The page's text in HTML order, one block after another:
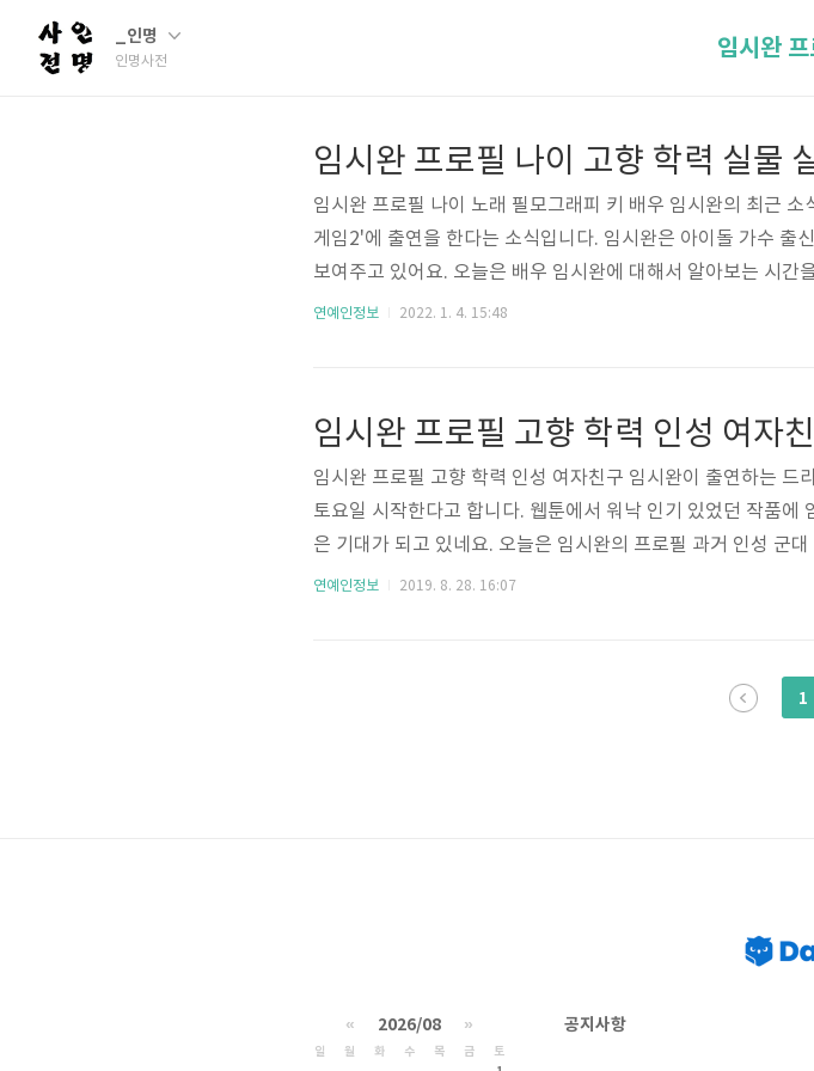
_인명
인명사전 임시완
임시완 프로필 나이 고향 학력 실물
임시완 프로필 나이 노래 필모그래피 키 배우 임시완의 최근 소
게임2'에 출연을 한다는 소식입니다. 임시완은 아이돌 가수 출
보여주고 있어요. 오늘은 배우 임시완에 대해서 알아보는 시간
필 정보와 나이 고향 학력 가족 실제키 성형 근육 군대 최근영상
학교 - 부산대학교 기계공학과 중퇴 - 동..
연예인정보 2022. 1. 4. 15:48
임시완 프로필 고향 학력 인성 여자
임시완 프로필 고향 학력 인성 여자친구 임시완이 출연하는 드
토요일 시작한다고 합니다. 웹툰에서 워낙 인기 있었던 작품에
은 기대가 되고 있네요. 오늘은 임시완의 프로필 과거 인성 군대
등 다양한 정보들 알아보도록 하겠습니다. 먼저 임시완 프로필
이야기 까지 나오고 있네요. 몸무게는 54kg 혈액형 B형이며 임
연예인정보 2019. 8. 28. 16:07
1
« 2026/08 »
일 월 화 수 목 금
토
공지사항